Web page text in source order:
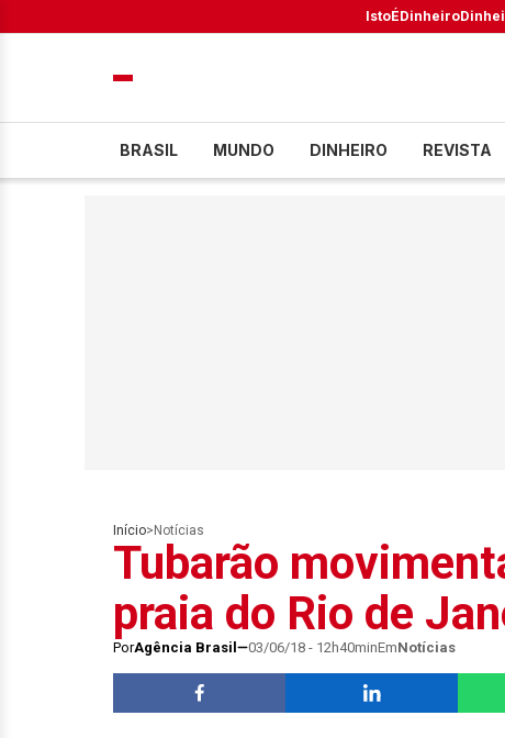
IstoÉDinheiro
BRASIL MUNDO DINHEIRO REVISTA
Início> Notícias
Tubarão
praia do Rio de
PorAgência Brasil 03/06/18 - 12h40minEmNotícias